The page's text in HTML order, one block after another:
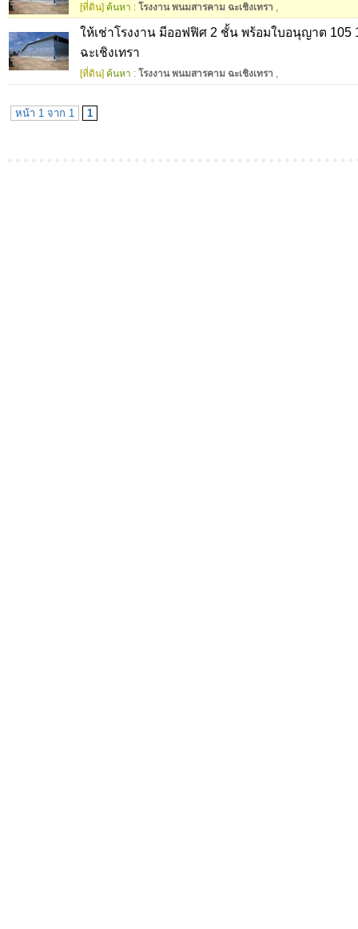
[ที่ดิน] ค้นหา : โรงงาน พนมสารคาม ฉะเชิงเทรา
ให้เช่าโรงงาน มีออฟฟิศ 2 ชั้น พร้อมใบอนุญาต 105
ฉะเชิงเทรา
[ที่ดิน] ค้นหา : โรงงาน พนมสารคาม ฉะเชิงเทรา
หน้า 1 จาก 1 1